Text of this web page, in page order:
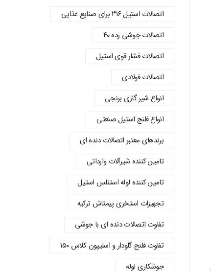
اتصالات استیل ۳۱۶ برای صنایع غذایی
اتصالات جوشی رده ۴۰
اتصالات فشار قوی استیل
اتصالات فولادی
انواع شیر گازی برنجی
انواع فلنج استیل صنعتی
برندهای معتبر اتصالات دنده‌ ای
تامین کننده شیرآلات وارداتی
تامین کننده لوله استنلس استیل
تجهیزات استخری پیمتاش ترکیه
تفاوت اتصالات دنده‌ ای با جوشی
تفاوت فلنج گلودار و اسلیپون کلاس ۱۵۰
جوشکاری لوله